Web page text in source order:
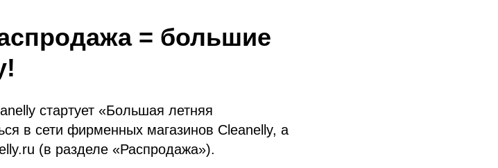
= большие
стартует «Большая летняя
в сети фирменных магазинов Cleanelly, а
(в разделе «Распродажа»).